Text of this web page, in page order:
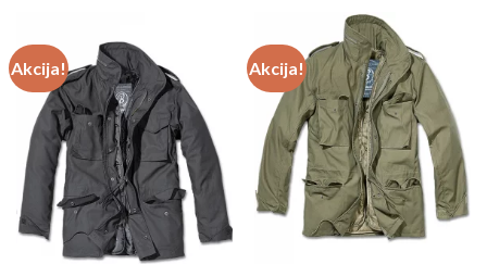
Akcija! Akcija!